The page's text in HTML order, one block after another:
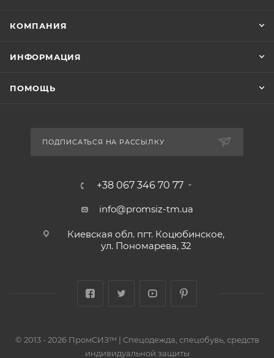
КОМПАНИЯ
ИНФОРМАЦИЯ
ПОМОЩЬ
ПОДПИСАТЬСЯ НА РАССЫЛКУ
+38 067 346 70 77
info@promsiz-tm.ua
Киевская обл. пгт. Коцюбинское,
ул. Пономарева, 32
© 2013 - 2026 ПромСИЗ™ | Спецодежда, спецобувь, средств
индивидуальной защиты